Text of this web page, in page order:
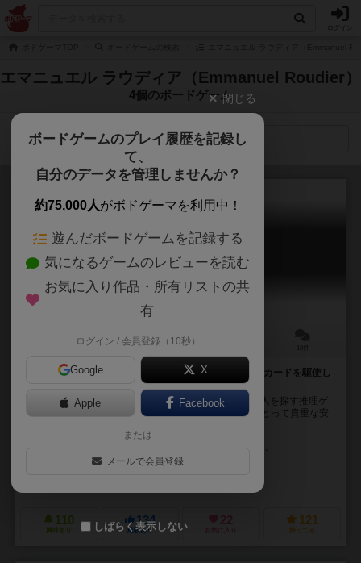
エマニュエル ラウディア（Emmanuel Roudier）
4個のボードゲーム
検索メニュー
修道院殺人事件
Mystery of the Abbey
60～90分
「誰が修道士アデルモを殺したのだろうか」──質問やカードを駆使し
て犯人を見つる推理ゲーム。
修道院殺人事件は24人の容疑者の中から殺人事件の犯人を探す推理ゲ
ームです。 この穏やかな修道院は、疲弊した旅行者にとって貴重な安
キリル・ダウジーン（Cyrille Daujean）
エッジ エンターテイン
110
興味あり
134
経験あり
22
お気に入り
121
持ってる
閉じる
ボードゲームのプレイ履歴を記録し
て、
自分のデータを管理しませんか？
約75,000人がボドゲーマを利用中！
遊んだボードゲームを記録する
気になるゲームのレビューを読む
お気に入り作品・所有リストの共
有
ログイン / 会員登録（10秒）
Google X
Apple Facebook
または
メールで会員登録
しばらく表示しない